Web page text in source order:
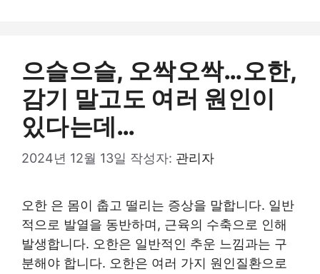
으슬으슬, 오싹오싹…오한,
감기 말고도 여러 원인이
있다는데…
2024년 12월 13일 작성자: 관리자
오한 은 몸이 춥고 떨리는 증상을 말합니다. 일반
적으로 발열을 동반하며, 근육의 수축으로 인해
발생합니다. 오한은 일반적인 추운 느낌과는 구
분해야 합니다. 오한은 여러 가지 원인질환으로